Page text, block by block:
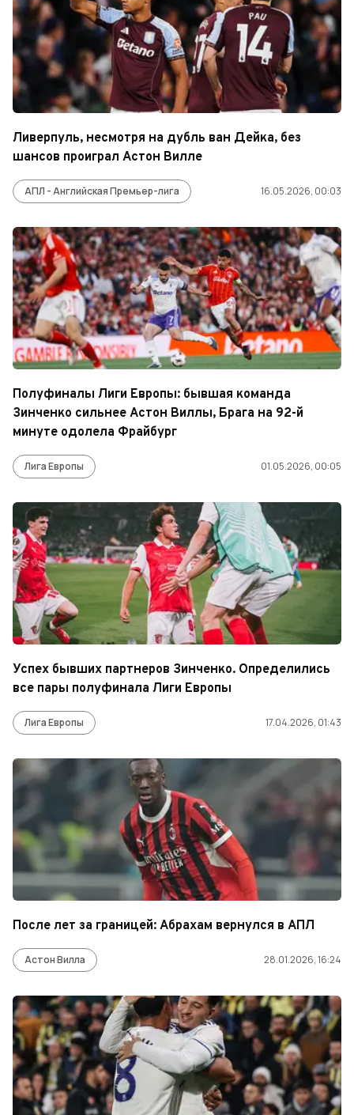
Ливерпуль, несмотря на дубль ван Дейка, без
шансов проиграл Астон Вилле
АПЛ - Английская Премьер-лига 16.05.2026, 00:03
Полуфиналы Лиги Европы: бывшая команда
Зинченко сильнее Астон Виллы, Брага на 92-й
минуте одолела Фрайбург
Лига Европы 01.05.2026, 00:05
Успех бывших партнеров Зинченко. Определились
все пары полуфинала Лиги Европы
Лига Европы 17.04.2026, 01:43
После лет за границей: Абрахам вернулся в АПЛ
Астон Вилла 28.01.2026, 16:24